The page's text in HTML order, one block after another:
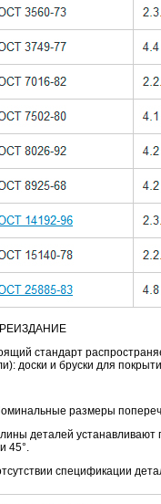
стандарт
доски и бруски для
размеры
деталей устанавливают
45°.
спецификации